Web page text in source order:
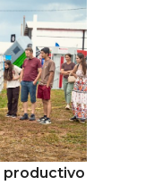
productivo